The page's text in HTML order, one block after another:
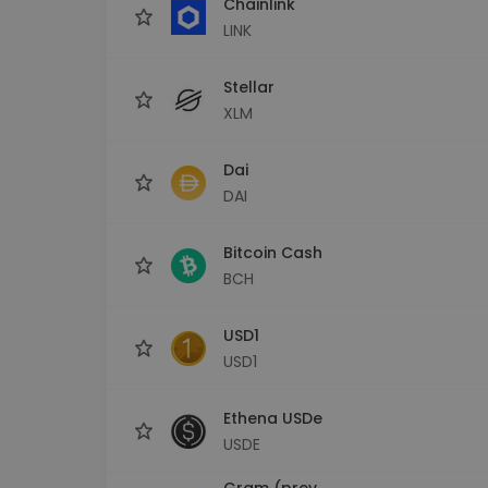
LINK
Stellar
XLM
Dai
DAI
Bitcoin Cash
BCH
USD1
USD1
Ethena USDe
USDE